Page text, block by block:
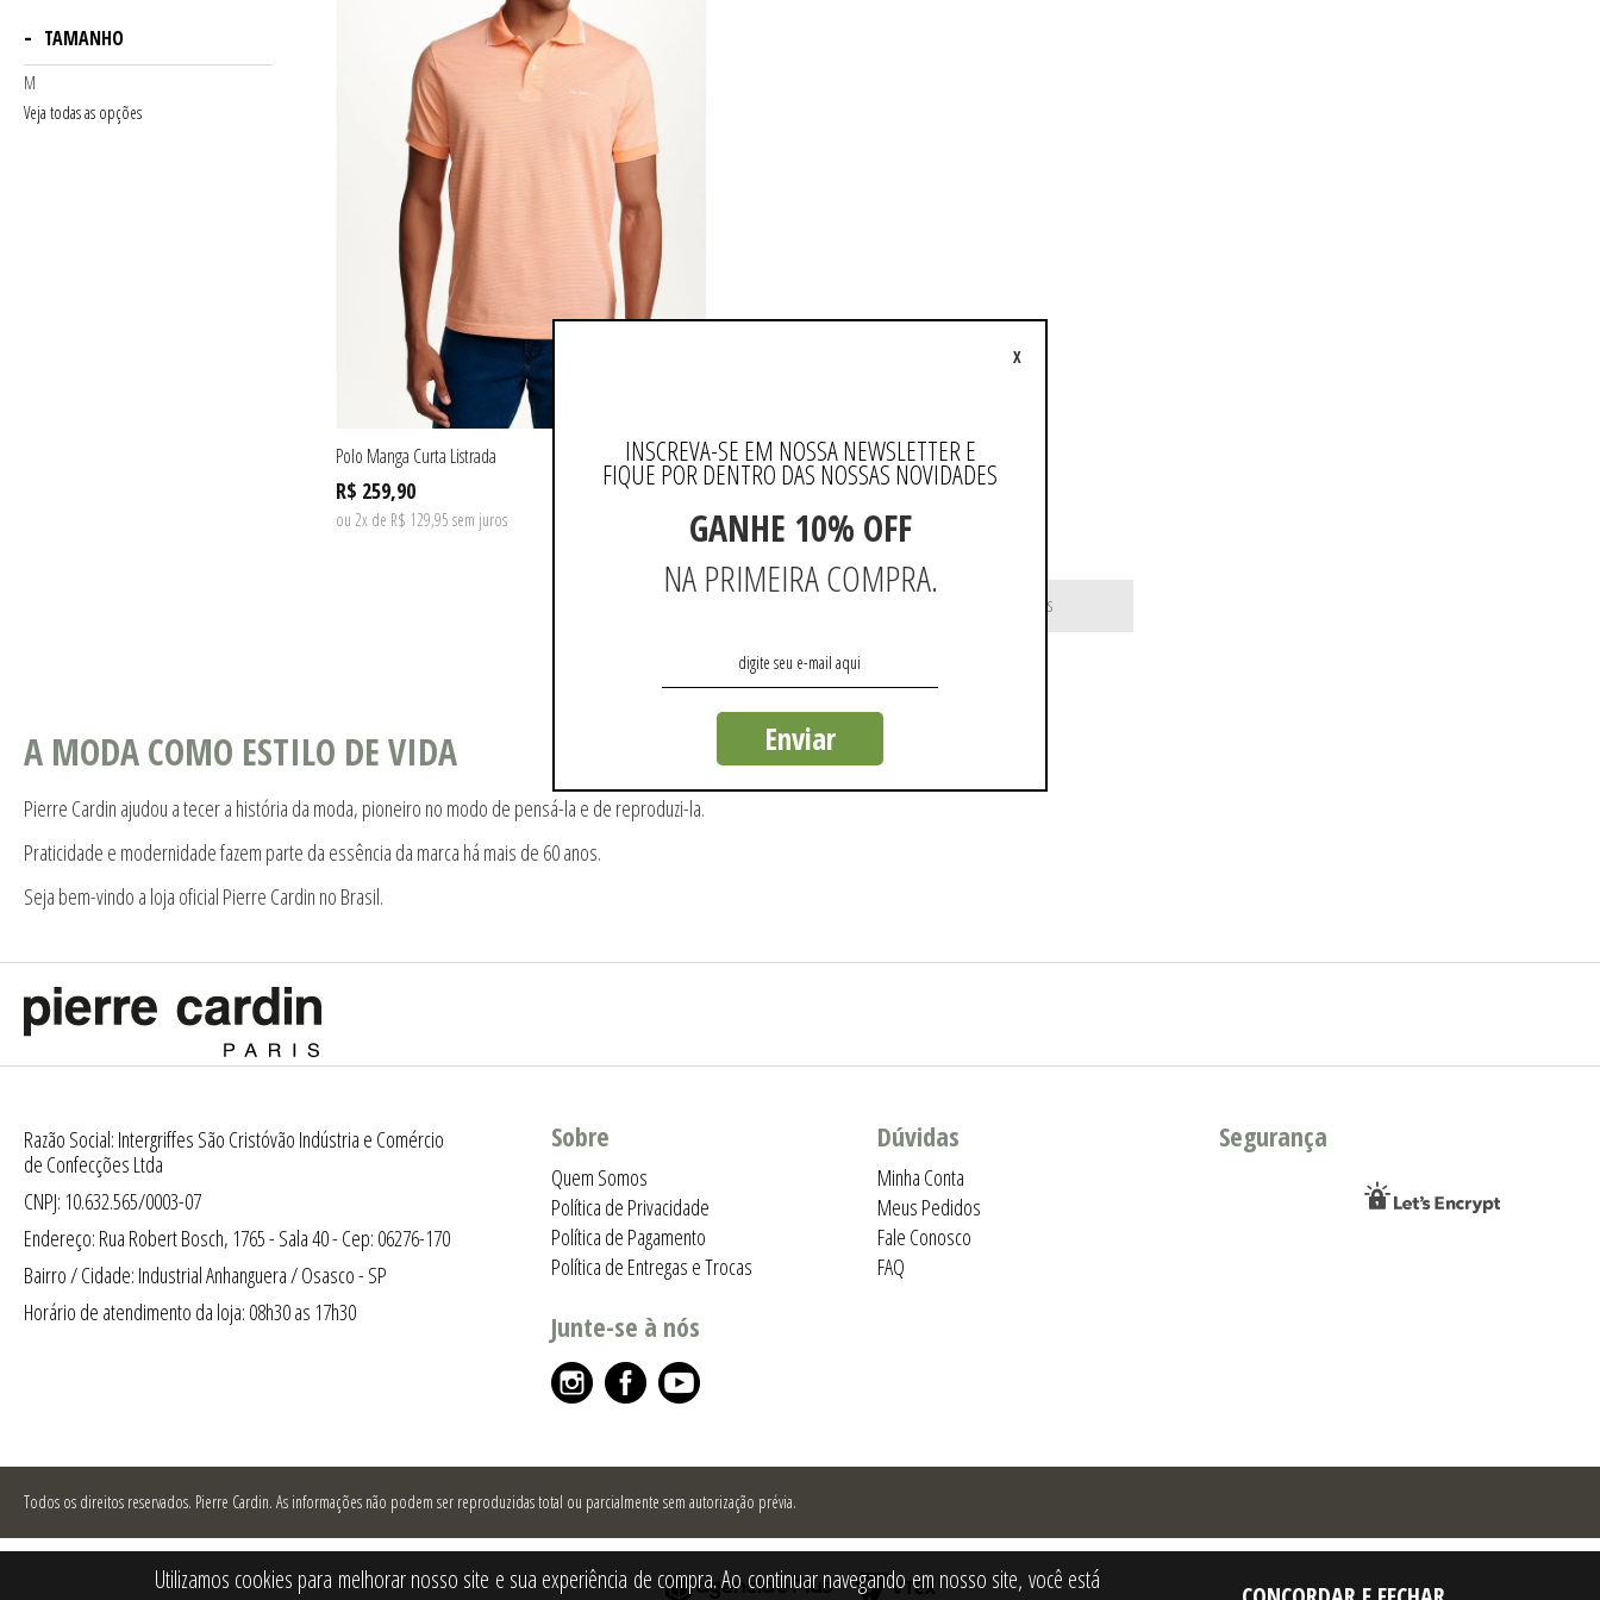
TAMANHO
M
Veja todas as opções
Polo Manga Curta Listrada
R$ 259,90
ou 2x de R$ 129,95 sem juros
Não existem mais resultados
Utilizamos cookies para melhorar nosso site e sua experiência de compra. Ao continuar navegando em nosso site, você está
A MODA COMO ESTILO DE VIDA
Pierre Cardin ajudou a tecer a história da moda, pioneiro no modo de pensá-la e de reproduzi-la.
Praticidade e modernidade fazem parte da essência da marca há mais de 60 anos.
Seja bem-vindo a loja oficial Pierre Cardin no Brasil.
Razão Social: Intergriffes São Cristóvão Indústria e Comércio
de Confecções Ltda
CNPJ: 10.632.565/0003-07
Endereço: Rua Robert Bosch, 1765 - Sala 40 - Cep: 06276-170
Bairro / Cidade: Industrial Anhanguera / Osasco - SP
Horário de atendimento da loja: 08h30 as 17h30
Sobre
Quem Somos
Política de Privacidade
Política de Pagamento
Política de Entregas e Trocas
Junte-se à nós
Dúvidas
Minha Conta
Meus Pedidos
Fale Conosco
FAQ
Segurança
Todos os direitos reservados. Pierre Cardin. As informações não podem ser reproduzidas total ou parcialmente sem autorização prévia.
INSCREVA-SE EM NOSSA NEWSLETTER E
FIQUE POR DENTRO DAS NOSSAS NOVIDADES
GANHE 10% OFF
NA PRIMEIRA COMPRA.
Enviar
X